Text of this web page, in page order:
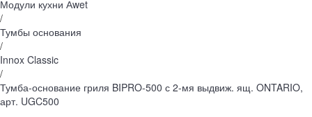
Модули кухни Аwet
/
Тумбы основания
/
Innox Classic
/
Тумба-основание гриля BIPRO-500 с 2-мя выдвиж. ящ. ONTARIO,
арт. UGC500